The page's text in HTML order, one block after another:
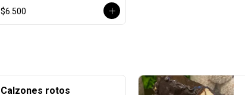
$6.500
Calzones rotos